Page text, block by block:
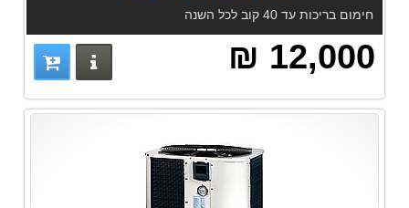
חימום בריכות עד 40 קוב לכל השנה
12,000 ₪ פרטים